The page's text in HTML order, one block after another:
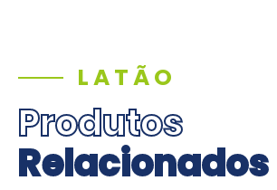
LATÃO
Produtos
Relacionados